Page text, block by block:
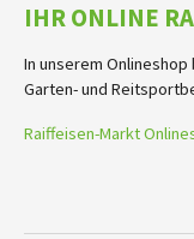
IHR ONLINE
In unserem
Garten- und
Raiffeisen-Markt